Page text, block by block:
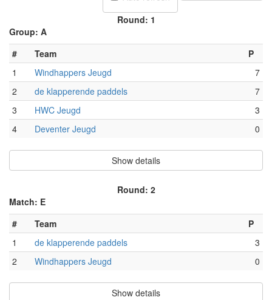
Round: 1
Group: A
#
Team
P
1
Windhappers Jeugd
7
2
de klapperende paddels
7
3
HWC Jeugd
3
4
Deventer Jeugd 0
Show details
Round: 2
Match: E
#
Team
P
1
de klapperende paddels
3
2
Windhappers Jeugd 0
Show details